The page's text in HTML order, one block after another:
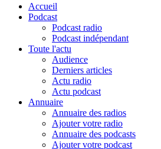
Accueil
Podcast
Podcast radio
Podcast indépendant
Toute l'actu
Audience
Derniers articles
Actu radio
Actu podcast
Annuaire
Annuaire des radios
Ajouter votre radio
Annuaire des podcasts
Ajouter votre podcast